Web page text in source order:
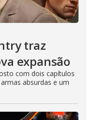
traz
expansão
com dois capítulos
absurdas e um